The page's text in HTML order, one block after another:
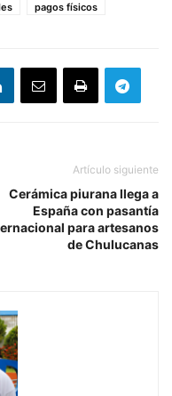
pagos físicos
Artículo siguiente
Cerámica piurana llega a
España con pasantía
para artesanos
de Chulucanas